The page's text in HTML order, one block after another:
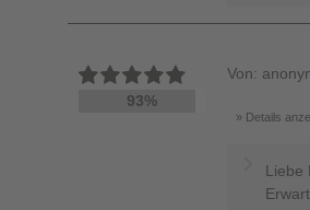
93%
Von:
Details
Liebe